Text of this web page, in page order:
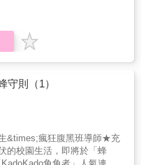
刷限定】香香CP萬用收藏夾
品）&康柏一年一度的校慶
不容易平靜的蜂巢再次掀起
蝴蝶」，勝者能拿到豐碩獎
欲為。而敗者，將接受最殘
。五個族群皆摩拳擦掌，人
面臨孤軍奮鬥或是信任畢尹
鬥智勝過全校，順利逃脫，
為被蹂躪的奴隸呢？
守則（1）
&times;瘋狂腹黑班導師★充
的校園生活，即將於「蜂